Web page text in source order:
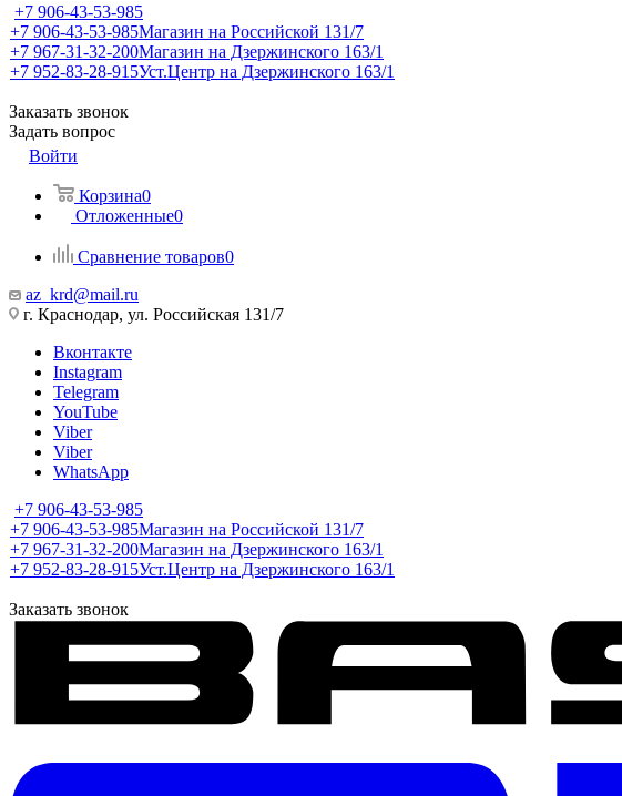
+7 906-43-53-985
+7 906-43-53-985Магазин на Российской 131/7
+7 967-31-32-200Магазин на Дзержинского 163/1
+7 952-83-28-915Уст.Центр на Дзержинского 163/1
Заказать звонок
Задать вопрос
Войти
Корзина0
Отложенные0
Сравнение товаров0
az_krd@mail.ru
г. Краснодар, ул. Российская 131/7
Вконтакте
Instagram
Telegram
YouTube
Viber
Viber
WhatsApp
+7 906-43-53-985
+7 906-43-53-985Магазин на Российской 131/7
+7 967-31-32-200Магазин на Дзержинского 163/1
+7 952-83-28-915Уст.Центр на Дзержинского 163/1
Заказать звонок